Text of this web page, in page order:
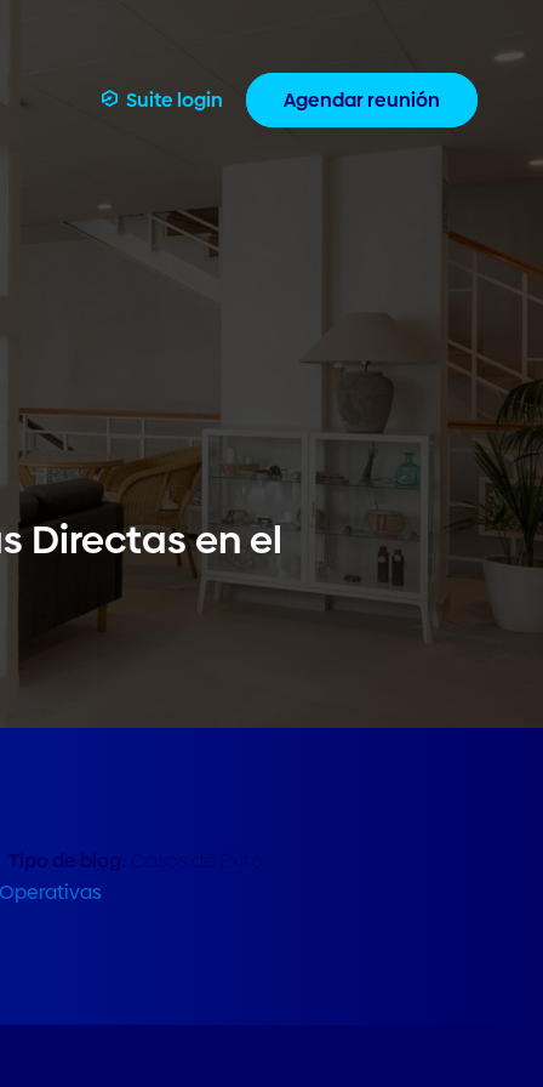
Suite login Agendar reunión
Directas en el
Tipo de blog:
Casos de Éxito